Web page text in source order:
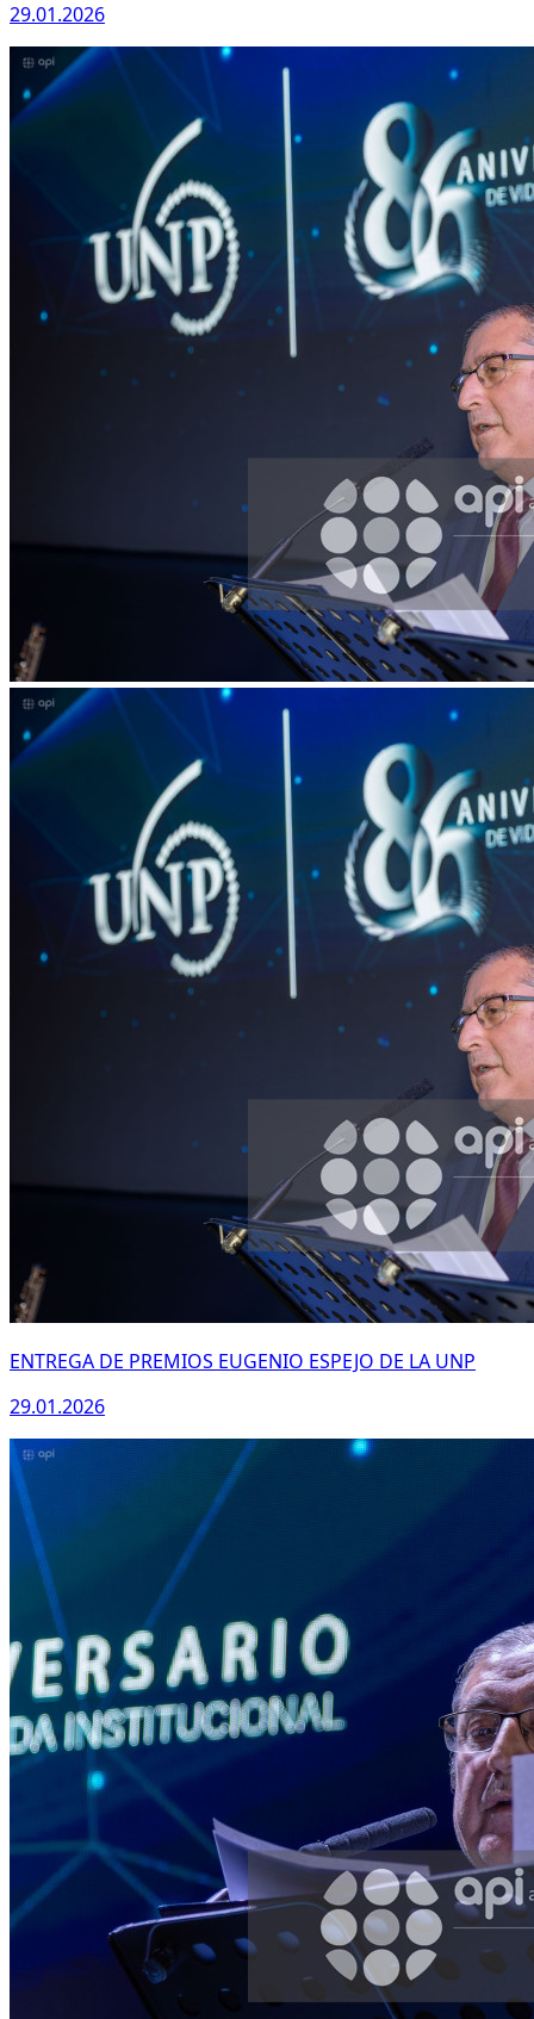
29.01.2026
ENTREGA DE PREMIOS EUGENIO ESPEJO DE LA UNP
29.01.2026